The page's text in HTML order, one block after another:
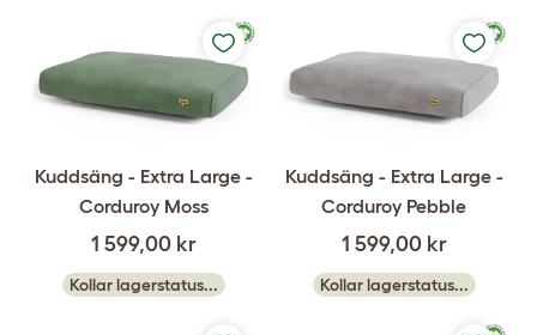
Kuddsäng - Extra Large -
Corduroy Moss
1 599,00 kr
Kollar lagerstatus...
Kuddsäng - Extra Large -
Corduroy Pebble
1 599,00 kr
Kollar lagerstatus...